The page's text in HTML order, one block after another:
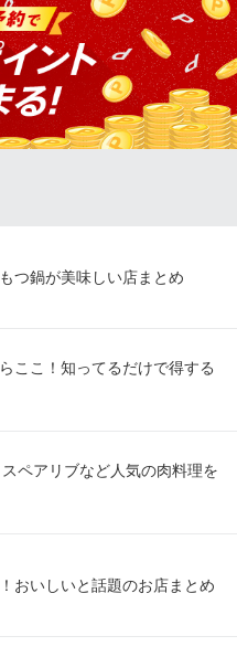
ボロネーゼ」。 ボロネーゼ好
皿です！
歩2分
つ鍋が美味しい店まとめ
ここ！知ってるだけで得する
ペアリブなど人気の肉料理を
おいしいと話題のお店まとめ